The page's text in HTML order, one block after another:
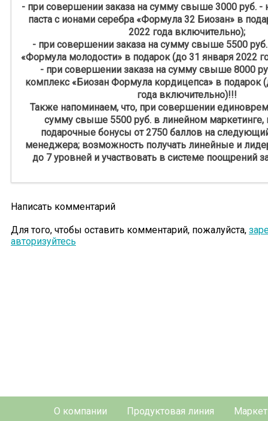
- при совершении заказа на сумму свыше 3000 руб. -
паста с ионами серебра «Формула 32 Биозан» в
2022 года включительно);
- при совершении заказа на сумму свыше 5500
«Формула молодости» в подарок (до 31 января 2022
- при совершении заказа на сумму свыше 8000
комплекс «Биозан Формула кордицепса» в подарок
года включительно)!!!
Также напоминаем, что, при совершении
сумму свыше 5500 руб. в линейном маркетинге,
подарочные бонусы от 2750 баллов на
менеджера; возможность получать линейные и
до 7‬ уровней и участвовать в системе поощрений
Написать комментарий
Для того, чтобы оставить комментарий, пожалуйста,
авторизуйтесь
О компании Продуктовая линия